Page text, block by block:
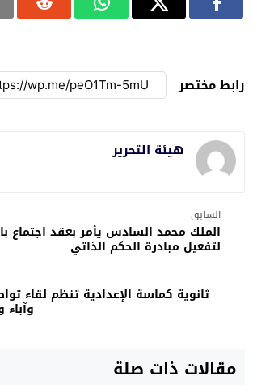
رابط مختصر
هيئة التحرير
السابق
الملك محمد السادس يأمر بعقد اجتماع
لتفعيل مبادرة الحكم الذاتي
ثانوية كماسة الإعدادية تنظم لقاء
وآباء
مقالات ذات صلة